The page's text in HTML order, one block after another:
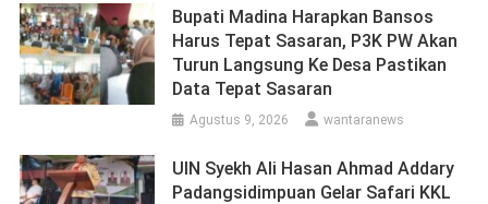
Bupati Madina Harapkan Bansos
Harus Tepat Sasaran, P3K PW Akan
Turun Langsung Ke Desa Pastikan
Data Tepat Sasaran
Agustus 9, 2026 wantaranews
UIN Syekh Ali Hasan Ahmad Addary
Padangsidimpuan Gelar Safari KKL